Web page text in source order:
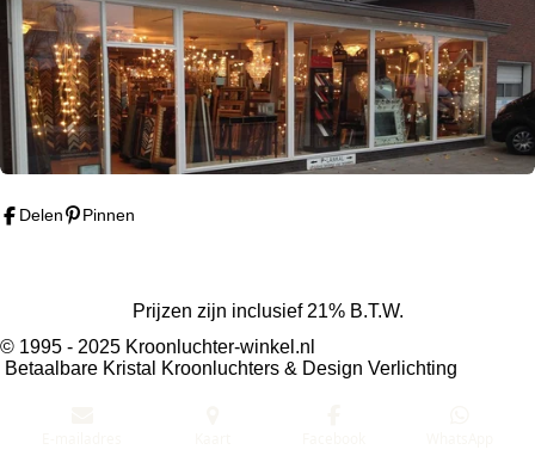
Delen Pinnen
Prijzen zijn inclusief 21% B.T.W.
© 1995 - 2025 Kroonluchter-winkel.nl
Betaalbare Kristal Kroonluchters & Design Verlichting